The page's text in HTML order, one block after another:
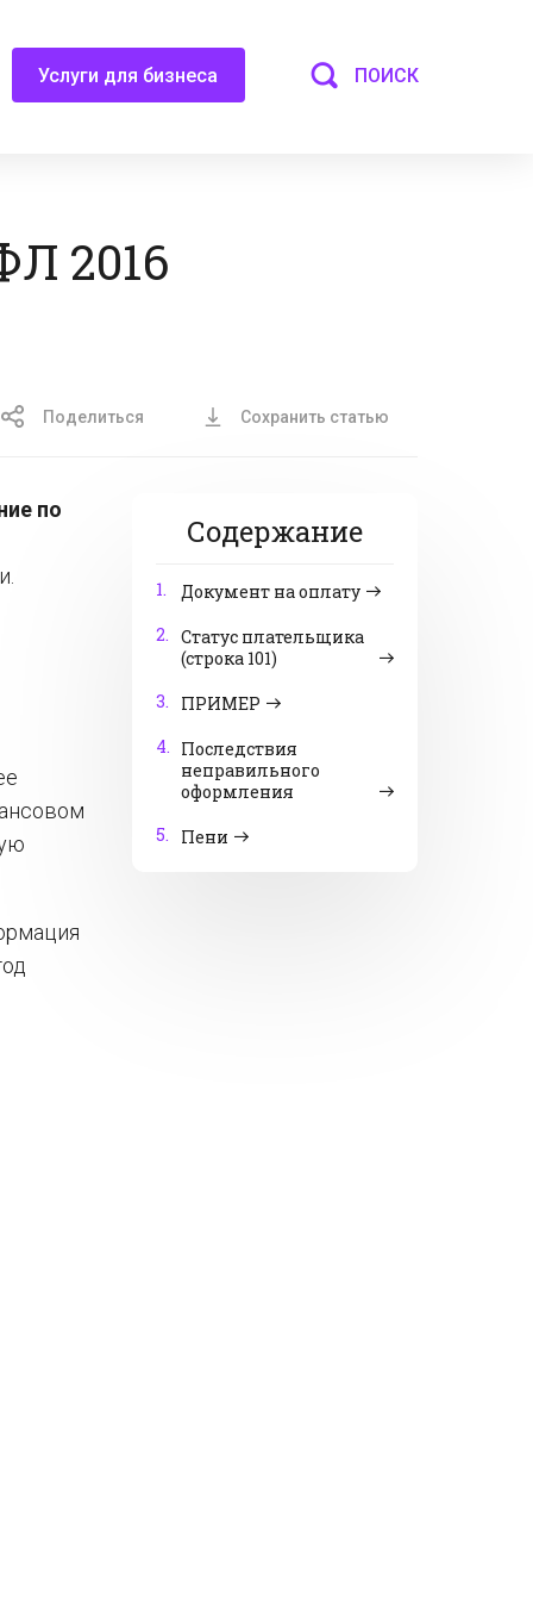
Услуги для бизнеса ПОИСК
2016
Поделиться Сохранить статью
Содержание
1.
Документ на оплату
2. Статус плательщика
(строка 101)
3.
ПРИМЕР
4. Последствия
неправильного
оформления
5.
Пени
по